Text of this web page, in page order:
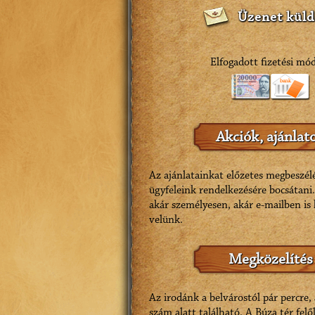
Üzenet
Elfogadott fizetési
Akciók,
Az ajánlatainkat előzetes
ügyfeleink rendelkezésére
akár személyesen, akár e-mailben
velünk.
Megközelítés
Az irodánk a belvárostól pár percre,